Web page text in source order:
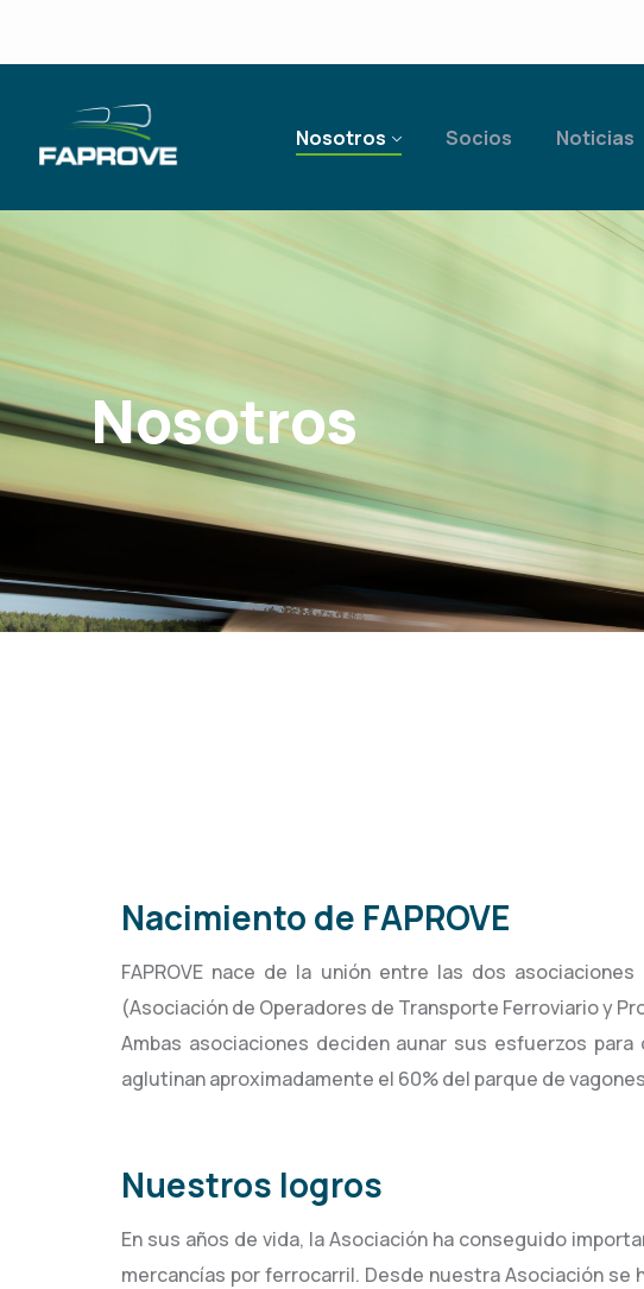
Nosotros Socios Noticias
Nosotros
Nacimiento de FAPROVE
FAPROVE nace de la unión entre las dos
(Asociación de Operadores de Transporte Ferroviario y
Ambas asociaciones deciden aunar sus esfuerzos para
aglutinan aproximadamente el 60% del parque de
Nuestros logros
En sus años de vida, la Asociación ha conseguido
mercancías por ferrocarril. Desde nuestra Asociación